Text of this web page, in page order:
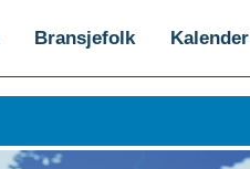
Bransjefolk Kalender